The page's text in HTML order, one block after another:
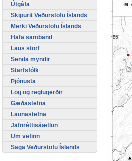
Útgáfa
Skipurit Veðurstofu Íslands
Merki Veðurstofu Íslands
Hafa samband
Laus störf
Senda myndir
Starfsfólk
Þjónusta
Lög og reglugerðir
Gæðastefna
Launastefna
Jafnréttisáætlun
Um vefinn
Saga Veðurstofu Íslands